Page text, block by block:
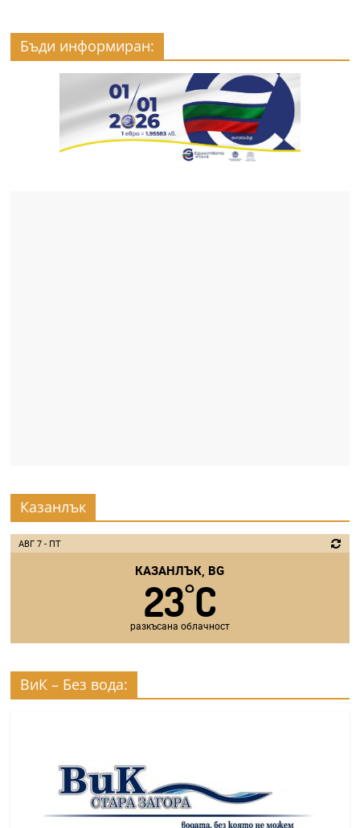
Бъди информиран:
Казанлък
АВГ 7 - ПТ
КАЗАНЛЪК, BG
23°C
разкъсана облачност
ВиК – Без вода: